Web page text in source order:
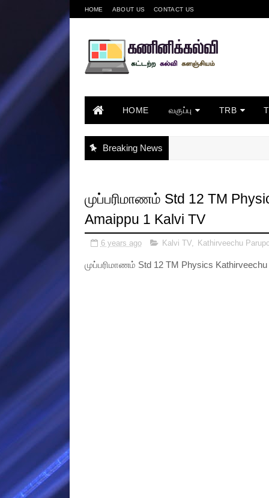
HOME ABOUT US CONTACT US
HOME வகுப்பு TRB
Breaking News
முப்பரிமாணம் Std 12 TM
Amaippu 1 Kalvi TV
6 years ago Kalvi TV, Kathirveechu
முப்பரிமாணம் Std 12 TM Physics